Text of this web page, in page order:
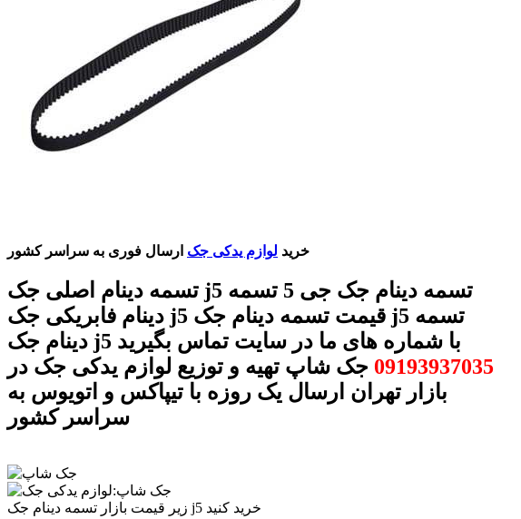
خرید لوازم یدکی جک ارسال فوری به سراسر کشور
تسمه دینام اصلی جک j5 تسمه دینام جک جی 5 تسمه
دینام فابریکی جک j5 قیمت تسمه دینام جک j5 تسمه
دینام جک j5 با شماره های ما در سایت تماس بگیرید
09193937035 جک شاپ تهیه و توزیع لوازم یدکی جک در
بازار تهران ارسال یک روزه با تیپاکس و اتویوس به
سراسر کشور
زیر قیمت بازار تسمه دینام جک j5 خرید کنید